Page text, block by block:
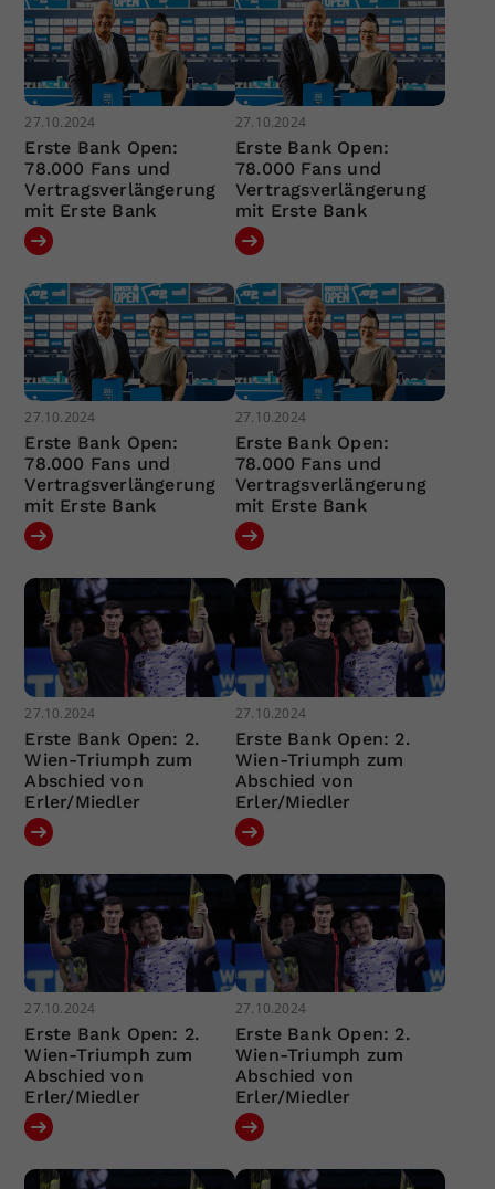
27.10.2024
Erste Bank Open:
78.000 Fans und
Vertragsverlängerung
mit Erste Bank
27.10.2024
Erste Bank Open:
78.000 Fans und
Vertragsverlängerung
mit Erste Bank
27.10.2024
Erste Bank Open:
78.000 Fans und
Vertragsverlängerung
mit Erste Bank
27.10.2024
Erste Bank Open:
78.000 Fans und
Vertragsverlängerung
mit Erste Bank
27.10.2024
Erste Bank Open: 2.
Wien-Triumph zum
Abschied von
Erler/Miedler
27.10.2024
Erste Bank Open: 2.
Wien-Triumph zum
Abschied von
Erler/Miedler
27.10.2024
Erste Bank Open: 2.
Wien-Triumph zum
Abschied von
Erler/Miedler
27.10.2024
Erste Bank Open: 2.
Wien-Triumph zum
Abschied von
Erler/Miedler